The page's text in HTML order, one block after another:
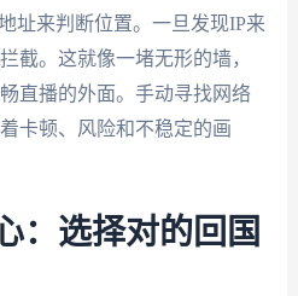
址来判断位置。一旦发现IP来
截。这就像一堵无形的墙，
直播的外面。手动寻找网络
卡顿、风险和不稳定的画
：选择对的回国